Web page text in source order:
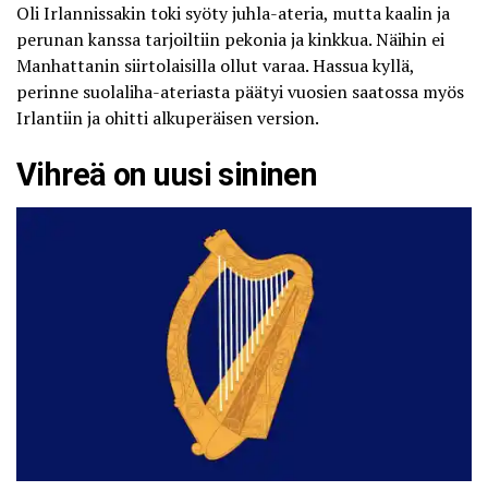
Oli Irlannissakin toki syöty juhla-ateria, mutta kaalin ja
perunan kanssa tarjoiltiin pekonia ja kinkkua. Näihin ei
Manhattanin siirtolaisilla ollut varaa. Hassua kyllä,
perinne suolaliha-ateriasta päätyi vuosien saatossa myös
Irlantiin ja ohitti alkuperäisen version.
Vihreä on uusi sininen